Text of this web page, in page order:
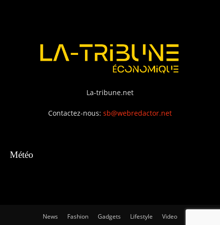
La-tribune.net
Contactez-nous: sb@webredactor.net
Météo
News Fashion Gadgets Lifestyle Video